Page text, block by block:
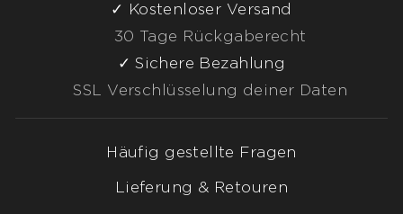
Kostenloser Versand
30 Tage Rückgaberecht
Sichere Bezahlung
SSL Verschlüsselung deiner Daten
Häufig gestellte Fragen
Lieferung & Retouren